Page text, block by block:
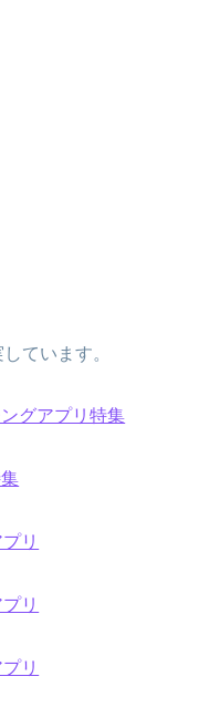
ています。
グアプリ特集
リ
リ
リ